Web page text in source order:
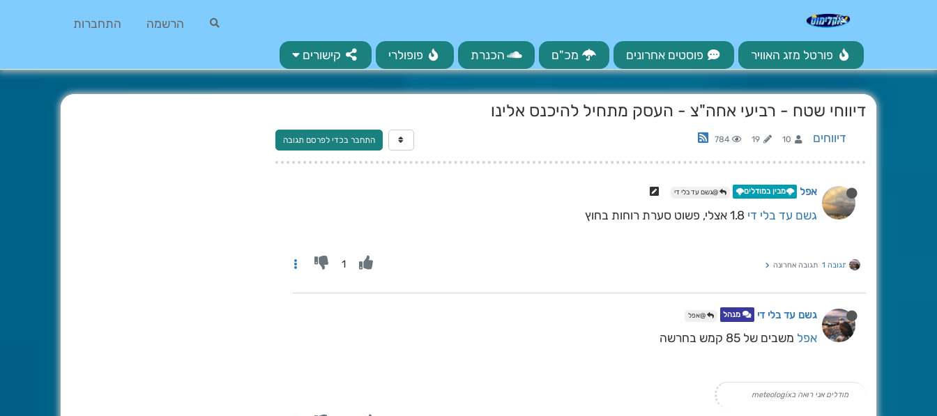
הרשמה התחברות
פורטל מזג האוויר פוסטים אחרונים מכ"ם הכנרת פופולרי קישורים
דיווחי שטח - רביעי אחה"צ - העסק מתחיל להיכנס אלינו
דיווחים 10
19
784 התחבר בכדי לפרסם תגובה
אפל 🌩️מבין במודלים🌩️ @גשם עד בלי די
גשם עד בלי די
תגובה 1 תגובה אחרונה 1
גשם עד בלי די מנהל @אפל
אפל משבים של 85 קמש בחרשה
מודלים אני רואה בmeteologix